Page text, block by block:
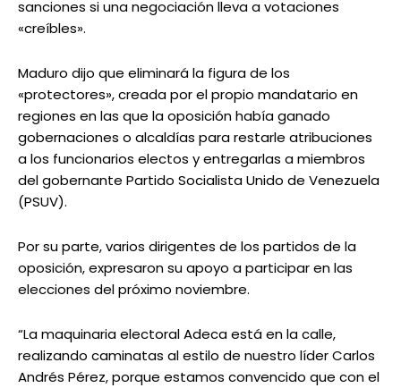
sanciones si una negociación lleva a votaciones
«creíbles».
Maduro dijo que eliminará la figura de los
«protectores», creada por el propio mandatario en
regiones en las que la oposición había ganado
gobernaciones o alcaldías para restarle atribuciones
a los funcionarios electos y entregarlas a miembros
del gobernante Partido Socialista Unido de Venezuela
(PSUV).
Por su parte, varios dirigentes de los partidos de la
oposición, expresaron su apoyo a participar en las
elecciones del próximo noviembre.
“La maquinaria electoral Adeca está en la calle,
realizando caminatas al estilo de nuestro líder Carlos
Andrés Pérez, porque estamos convencido que con el